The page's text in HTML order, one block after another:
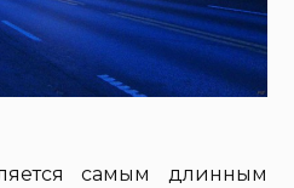
самым длинным